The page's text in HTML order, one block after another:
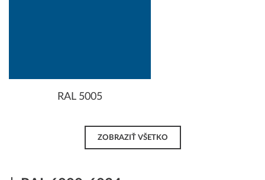
RAL 5005
ZOBRAZIŤ VŠETKO